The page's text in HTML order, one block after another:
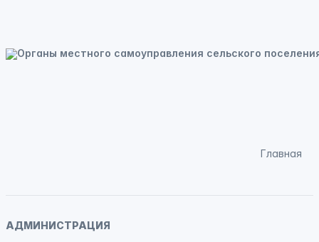
Главная
АДМИНИСТРАЦИЯ